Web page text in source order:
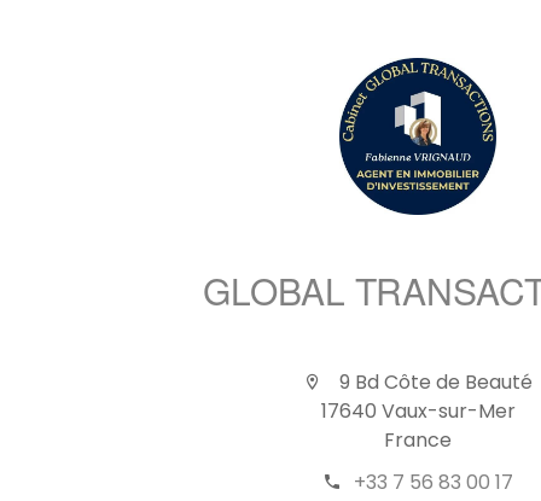
GLOBAL
9 Bd Côte de Beauté
17640 Vaux-sur-Mer
France
+33 7 56 83 00 17